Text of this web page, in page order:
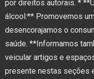
por direitos autorais. *
álcool:** Promovemos
desencorajamos o
saúde. **Informamos
veicular artigos e
presente nestas seções